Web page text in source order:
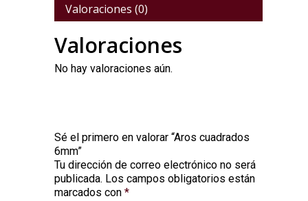
Valoraciones (0)
Valoraciones
No hay valoraciones aún.
Sé el primero en valorar “Aros cuadrados
6mm”
Tu dirección de correo electrónico no será
publicada. Los campos obligatorios están
marcados con *
Alternative: